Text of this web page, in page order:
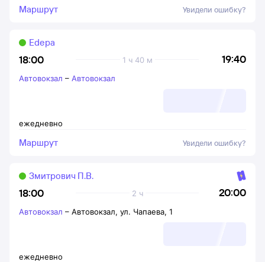
Маршрут Увидели ошибку?
18:00 19:40
1 ч 40 м
Edepa
ежедневно
Автовокзал – Автовокзал
Маршрут Увидели ошибку?
18:00 20:00
2 ч
Змитрович П.В.
ежедневно
Автовокзал – Автовокзал, ул. Чапаева, 1